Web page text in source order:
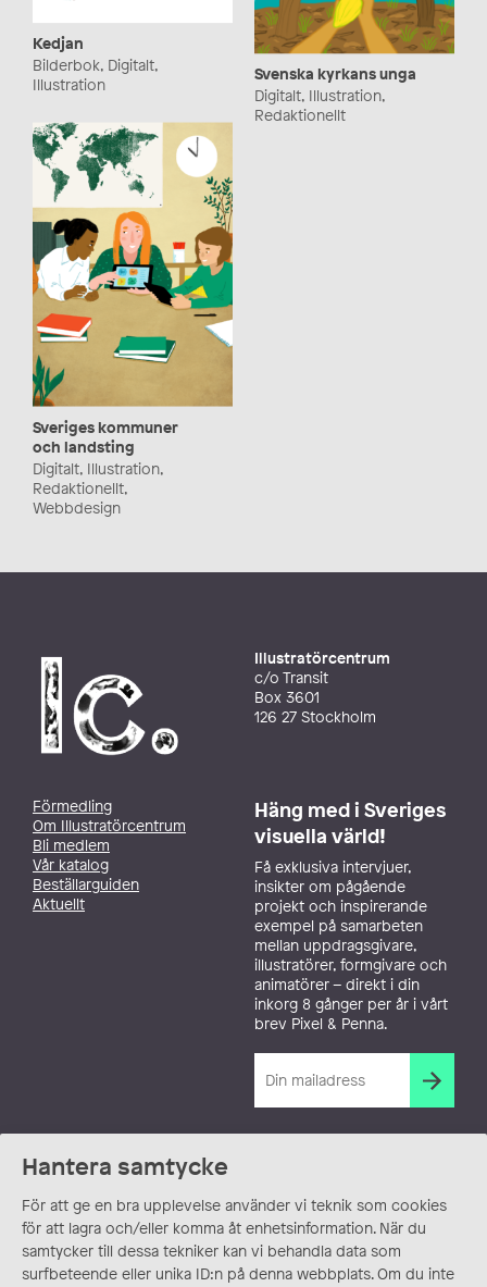
Hantera samtycke
För att ge en bra upplevelse använder vi teknik som cookies
för att lagra och/eller komma åt enhetsinformation. När du
samtycker till dessa tekniker kan vi behandla data som
surfbeteende eller unika ID:n på denna webbplats. Om du inte
Kedjan
Bilderbok, Digitalt,
Illustration
Svenska kyrkans unga
Digitalt, Illustration,
Redaktionellt
Sveriges kommuner
och landsting
Digitalt, Illustration,
Redaktionellt,
Webbdesign
Illustratörcentrum
c/o Transit
Box 3601
126 27 Stockholm
Förmedling
Om Illustratörcentrum
Bli medlem
Vår katalog
Beställarguiden
Aktuellt
Häng med i Sveriges
visuella värld!
Få exklusiva intervjuer,
insikter om pågående
projekt och inspirerande
exempel på samarbeten
mellan uppdragsgivare,
illustratörer, formgivare och
animatörer – direkt i din
inkorg 8 gånger per år i vårt
brev Pixel & Penna.